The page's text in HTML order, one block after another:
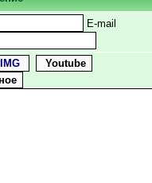
E-mail